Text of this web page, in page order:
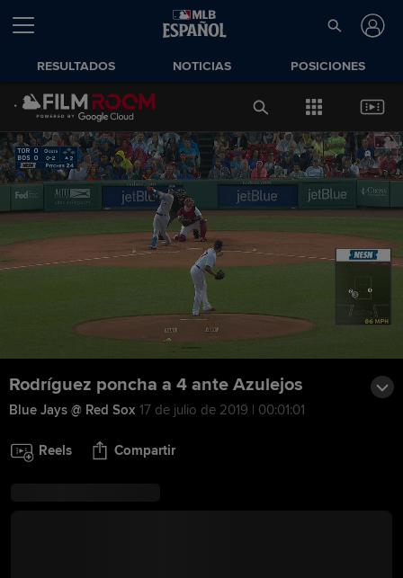
RESULTADOS NOTICIAS POSICIONES
Rodríguez poncha a 4 ante Azulejos
Blue Jays @ Red Sox 17 de julio de 2019 | 00:01:01
Reels Compartir